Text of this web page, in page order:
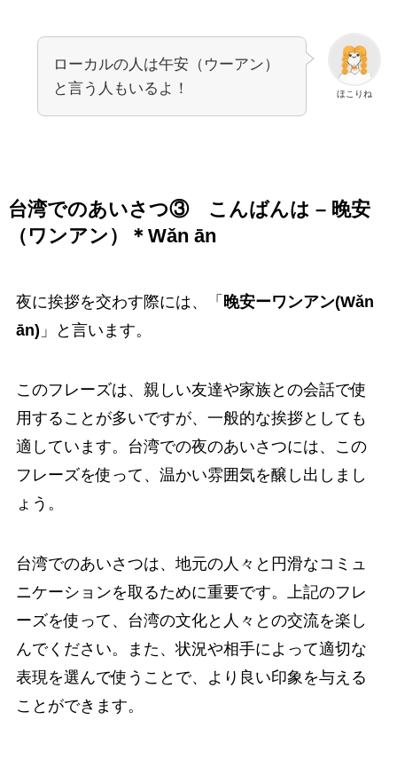
ほこりね
ローカルの人は午安（ウーアン）
と言う人もいるよ！
台湾でのあいさつ③ こんばんは – 晚安
（ワンアン）
＊ Wǎn ān
夜に挨拶を交わす際には、「 晚安ーワンアン(Wǎn
ān) 」と言います。
このフレーズは、親しい友達や家族との会話で使
用することが多いですが、一般的な挨拶としても
適しています。台湾での夜のあいさつには、この
フレーズを使って、温かい雰囲気を醸し出しまし
ょう。
台湾でのあいさつは、地元の人々と円滑なコミュ
ニケーションを取るために重要です。上記のフレ
ーズを使って、台湾の文化と人々との交流を楽し
んでください。また、状況や相手によって適切な
表現を選んで使うことで、より良い印象を与える
ことができます。